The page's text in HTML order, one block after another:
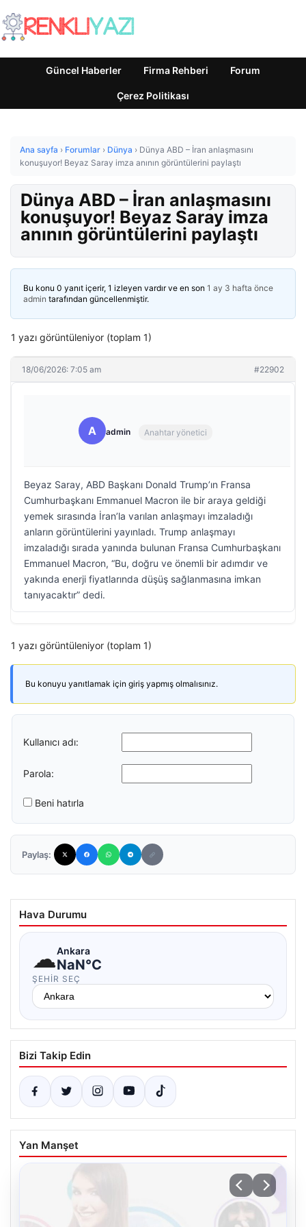
Güncel Haberler Firma Rehberi Forum
Çerez Politikası
Ana sayfa › Forumlar › Dünya › Dünya ABD – İran anlaşmasını
konuşuyor! Beyaz Saray imza anının görüntülerini paylaştı
Dünya ABD – İran anlaşmasını
konuşuyor! Beyaz Saray imza
anının görüntülerini paylaştı
Bu konu 0 yanıt içerir, 1 izleyen vardır ve en son 1 ay 3 hafta önce
admin tarafından güncellenmiştir.
1 yazı görüntüleniyor (toplam 1)
18/06/2026: 7:05 am #22902
A admin Anahtar yönetici
Beyaz Saray, ABD Başkanı Donald Trump’ın Fransa
Cumhurbaşkanı Emmanuel Macron ile bir araya geldiği
yemek sırasında İran’la varılan anlaşmayı imzaladığı
anların görüntülerini yayınladı. Trump anlaşmayı
imzaladığı sırada yanında bulunan Fransa Cumhurbaşkanı
Emmanuel Macron, “Bu, doğru ve önemli bir adımdır ve
yakında enerji fiyatlarında düşüş sağlanmasına imkan
tanıyacaktır” dedi.
1 yazı görüntüleniyor (toplam 1)
Bu konuyu yanıtlamak için giriş yapmış olmalısınız.
Kullanıcı adı:
Parola:
Beni hatırla
Paylaş:
Hava Durumu
☁Ankara
NaN°C
ŞEHIR SEÇ
Bizi Takip Edin
Yan Manşet